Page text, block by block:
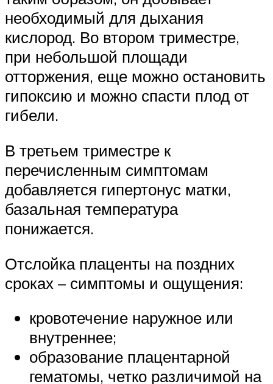
необходимый для дыхания
кислород. Во втором триместре,
при небольшой площади
отторжения, еще можно остановить
гипоксию и можно спасти плод от
гибели.
В третьем триместре к
перечисленным симптомам
добавляется гипертонус матки,
базальная температура
понижается.
Отслойка плаценты на поздних
сроках – симптомы и ощущения:
кровотечение наружное или
внутреннее;
образование плацентарной
гематомы, четко различимой на